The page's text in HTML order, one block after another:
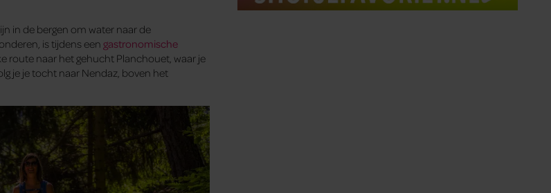
in de bergen om water naar de
is tijdens een gastronomische
route naar het gehucht Planchouet, waar je
je je tocht naar Nendaz, boven het